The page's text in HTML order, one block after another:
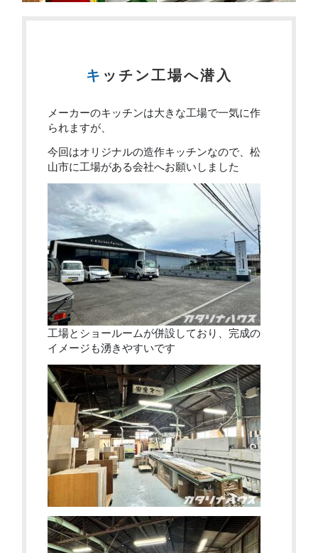
キッチン工場へ潜入
メーカーのキッチンは大きな工場で一気に作
られますが、
今回はオリジナルの造作キッチンなので、松
山市に工場がある会社へお願いしました
工場とショールームが併設しており、完成の
イメージも湧きやすいです